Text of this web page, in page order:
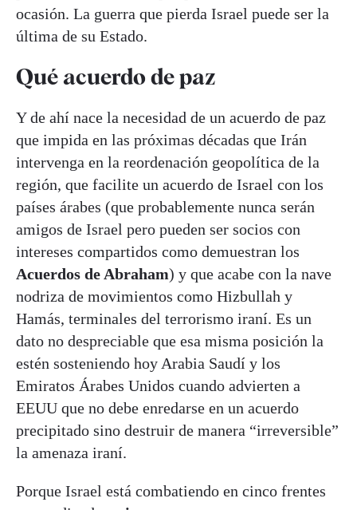
ocasión. La guerra que pierda Israel puede ser la
última de su Estado.
Qué acuerdo de paz
Y de ahí nace la necesidad de un acuerdo de paz
que impida en las próximas décadas que Irán
intervenga en la reordenación geopolítica de la
región, que facilite un acuerdo de Israel con los
países árabes (que probablemente nunca serán
amigos de Israel pero pueden ser socios con
intereses compartidos como demuestran los
Acuerdos de Abraham) y que acabe con la nave
nodriza de movimientos como Hizbullah y
Hamás, terminales del terrorismo iraní. Es un
dato no despreciable que esa misma posición la
estén sosteniendo hoy Arabia Saudí y los
Emiratos Árabes Unidos cuando advierten a
EEUU que no debe enredarse en un acuerdo
precipitado sino destruir de manera “irreversible”
la amenaza iraní.
Porque Israel está combatiendo en cinco frentes